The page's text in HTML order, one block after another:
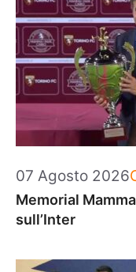
07 Agosto 2026
Memorial
sull’Inter